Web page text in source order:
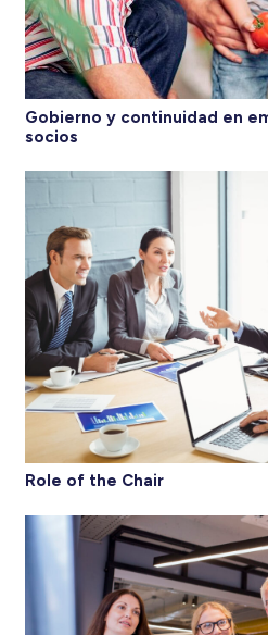
Gobierno y continuidad en
socios
Role of the Chair